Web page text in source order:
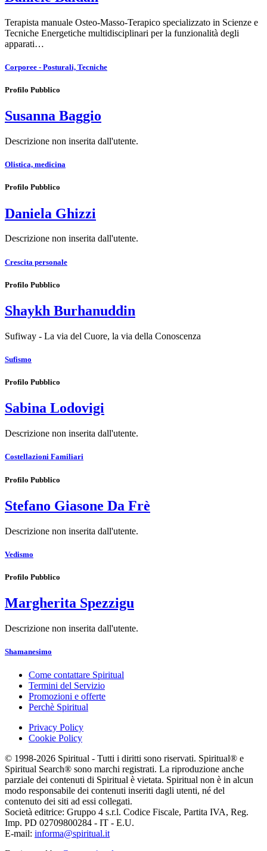
Terapista manuale Osteo-Masso-Terapico specializzato in Scienze e
Tecniche Energetiche multidisciplinari per la funzionalità degli
apparati…
Corporee - Posturali, Tecniche
Profilo Pubblico
Susanna Baggio
Descrizione non inserita dall'utente.
Olistica, medicina
Profilo Pubblico
Daniela Ghizzi
Descrizione non inserita dall'utente.
Crescita personale
Profilo Pubblico
Shaykh Burhanuddin
Sufiway - La via del Cuore, la via della Conoscenza
Sufismo
Profilo Pubblico
Sabina Lodovigi
Descrizione non inserita dall'utente.
Costellazioni Familiari
Profilo Pubblico
Stefano Giasone Da Frè
Descrizione non inserita dall'utente.
Vedismo
Profilo Pubblico
Margherita Spezzigu
Descrizione non inserita dall'utente.
Shamanesimo
Come contattare Spiritual
Termini del Servizio
Promozioni e offerte
Perchè Spiritual
Privacy Policy
Cookie Policy
© 1998-2026 Spiritual - Tutti i diritti sono riservati. Spiritual® e
Spiritual Search® sono marchi registrati. La riproduzione anche
parziale dei contenuti di Spiritual è vietata. Spiritual non è in alcun
modo responsabile dei contenuti inseriti dagli utenti, né del
contenuto dei siti ad essi collegati.
Società editrice: Gruppo 4 s.r.l. Codice Fiscale, Partita IVA, Reg.
Imp. PD 02709800284 - IT - E.U.
E-mail: informa@spiritual.it